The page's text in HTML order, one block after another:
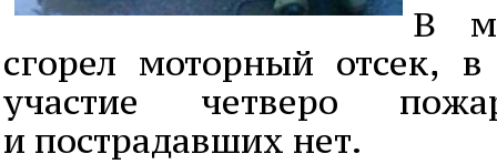
В
сгорел моторный отсек,
участие четверо
и пострадавших нет.